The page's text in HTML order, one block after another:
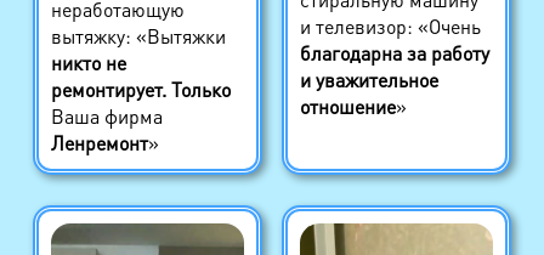
неработающую
вытяжку: «Вытяжки
никто не
ремонтирует. Только
Ваша фирма
Ленремонт»
и телевизор: «Очень
благодарна за работу
и уважительное
отношение»